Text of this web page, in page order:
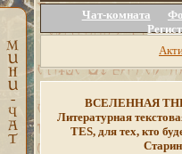
Чат-комната
ВСЕЛЕННАЯ THE
Литературная
TES, для тех, кто